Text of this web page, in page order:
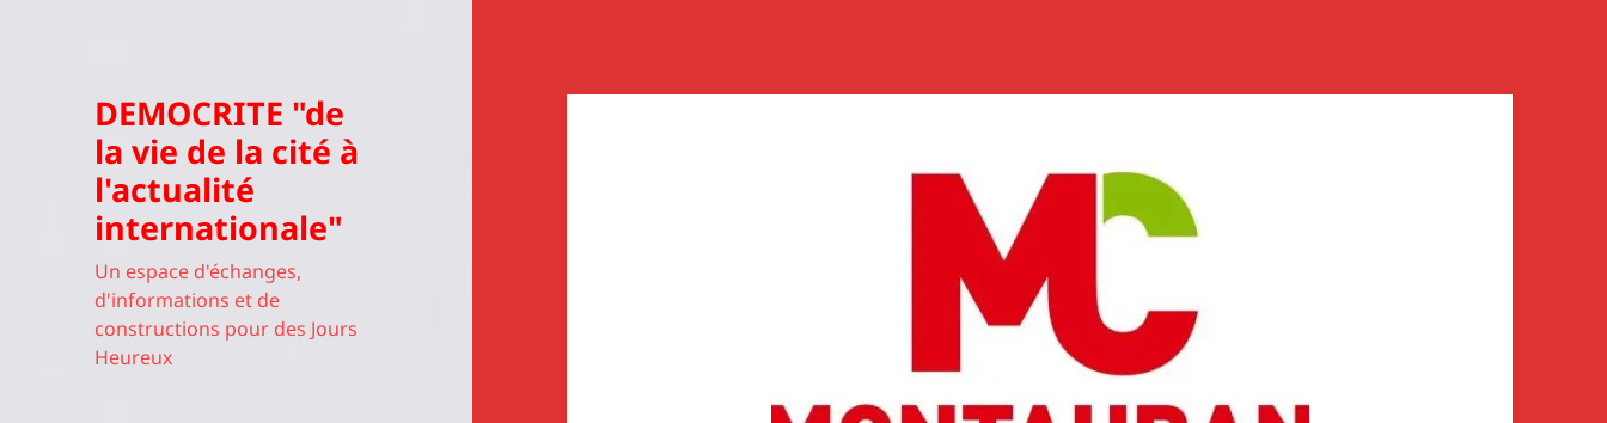
DEMOCRITE "de
la vie de la cité à
l'actualité
internationale"
Un espace d'échanges,
d'informations et de
constructions pour des Jours
Heureux